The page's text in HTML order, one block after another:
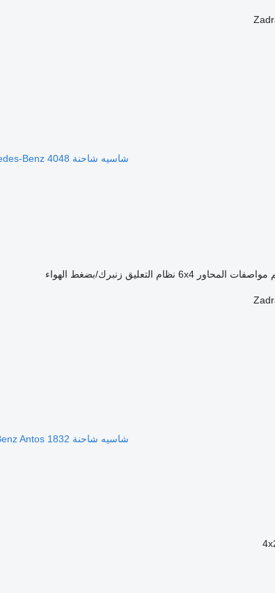
شاسيه شاحنة Mercedes-Benz 4048
مواصفات المحاور 6x4 نظام التعليق زنبرك/بضغط الهواء
شاسيه شاحنة Mercedes-Benz Antos 1832